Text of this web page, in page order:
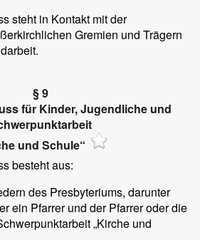
steht in Kontakt mit der
Gremien und Trägern
§ 9
für Kinder, Jugendliche und
und Schule“
besteht aus:
des Presbyteriums, darunter
ein Pfarrer und der Pfarrer oder die
„Kirche und